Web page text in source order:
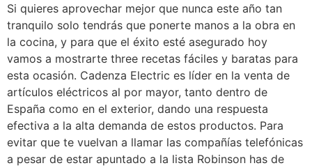
Si quieres aprovechar mejor que nunca este año tan
tranquilo solo tendrás que ponerte manos a la obra en
la cocina, y para que el éxito esté asegurado hoy
vamos a mostrarte three recetas fáciles y baratas para
esta ocasión. Cadenza Electric es líder en la venta de
artículos eléctricos al por mayor, tanto dentro de
España como en el exterior, dando una respuesta
efectiva a la alta demanda de estos productos. Para
evitar que te vuelvan a llamar las compañías telefónicas
a pesar de estar apuntado a la lista Robinson has de